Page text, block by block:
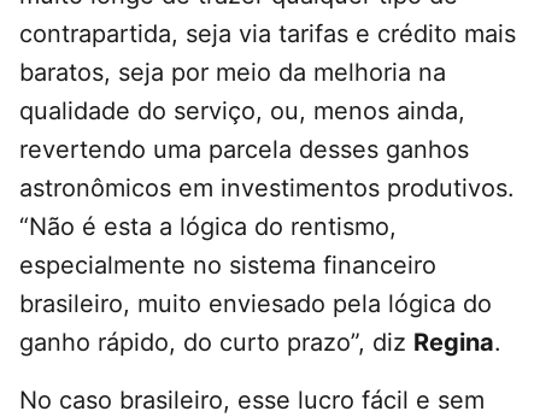
contrapartida, seja via tarifas e crédito mais
baratos, seja por meio da melhoria na
qualidade do serviço, ou, menos ainda,
revertendo uma parcela desses ganhos
astronômicos em investimentos produtivos.
“Não é esta a lógica do rentismo,
especialmente no sistema financeiro
brasileiro, muito enviesado pela lógica do
ganho rápido, do curto prazo”, diz Regina.
No caso brasileiro, esse lucro fácil e sem